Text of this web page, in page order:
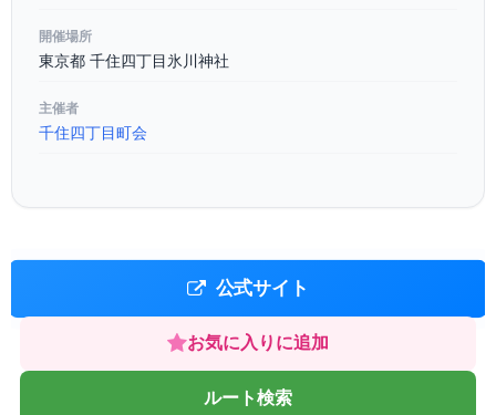
開催場所
東京都 千住四丁目氷川神社
主催者
千住四丁目町会
公式サイト
お気に入りに追加
ルート検索